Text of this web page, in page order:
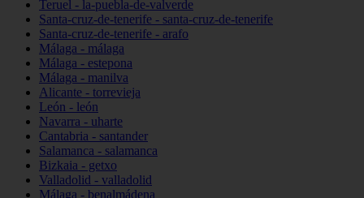
Teruel - la-puebla-de-valverde
Santa-cruz-de-tenerife - santa-cruz-de-tenerife
Santa-cruz-de-tenerife - arafo
Málaga - málaga
Málaga - estepona
Málaga - manilva
Alicante - torrevieja
León - león
Navarra - uharte
Cantabria - santander
Salamanca - salamanca
Bizkaia - getxo
Valladolid - valladolid
Málaga - benalmádena